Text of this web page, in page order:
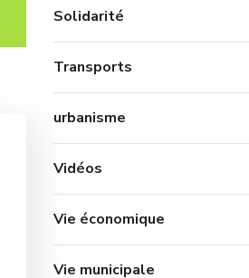
Solidarité
Transports
urbanisme
Vidéos
Vie économique
Vie municipale